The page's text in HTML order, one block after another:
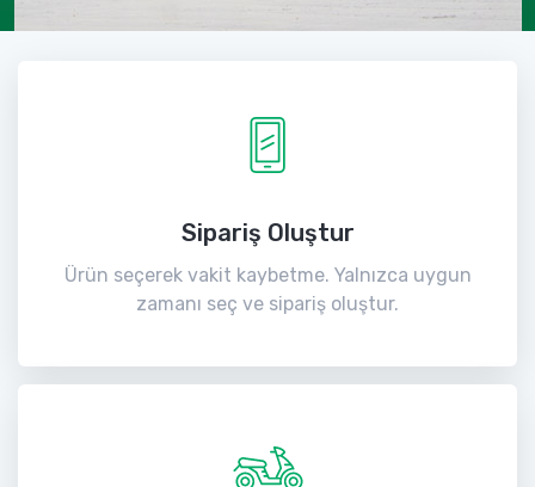
Sipariş Oluştur
Ürün seçerek vakit kaybetme. Yalnızca uygun
zamanı seç ve sipariş oluştur.